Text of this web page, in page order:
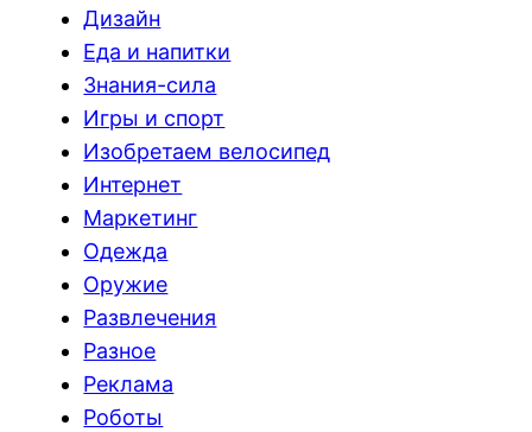
Дизайн
Еда и напитки
Знания-сила
Игры и спорт
Изобретаем велосипед
Интернет
Маркетинг
Одежда
Оружие
Развлечения
Разное
Реклама
Роботы